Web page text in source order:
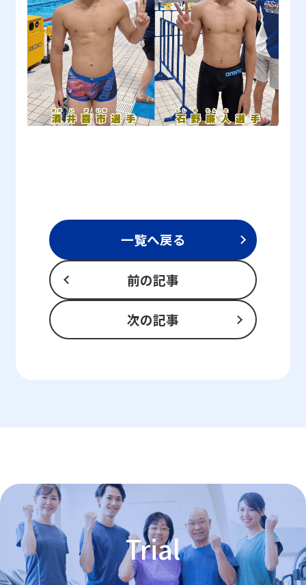
一覧へ戻る
前の記事
次の記事
Trial